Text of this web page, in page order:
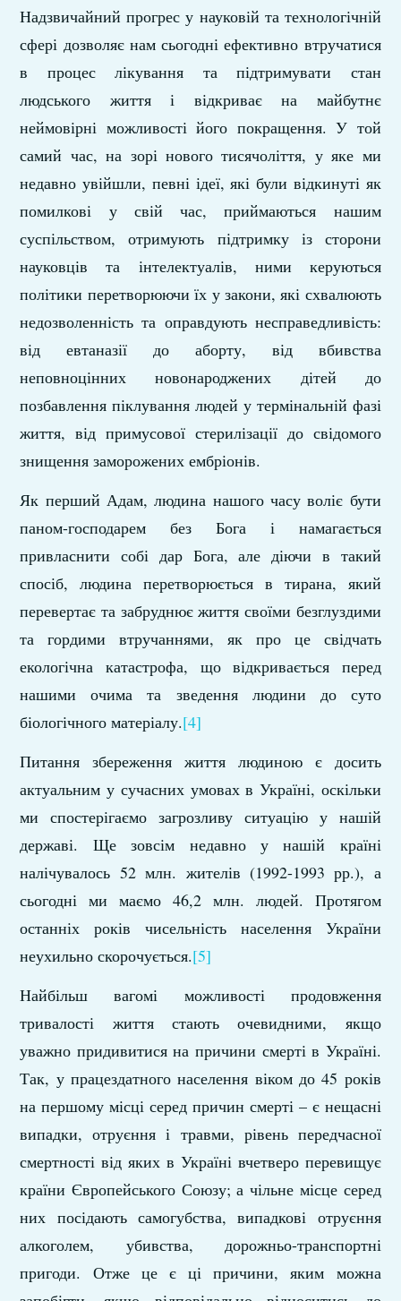
Надзвичайний прогрес у науковій та технологічній
сфері дозволяє нам сьогодні ефективно втручатися
в процес лікування та підтримувати стан
людського життя і відкриває на майбутнє
неймовірні можливості його покращення. У той
самий час, на зорі нового тисячоліття, у яке ми
недавно увійшли, певні ідеї, які були відкинуті як
помилкові у свій час, приймаються нашим
суспільством, отримують підтримку із сторони
науковців та інтелектуалів, ними керуються
політики перетворюючи їх у закони, які схвалюють
недозволенність та оправдують несправедливість:
від евтаназії до аборту,
від вбивства
неповноцінних новонароджених дітей до
позбавлення піклування людей у термінальній фазі
життя, від примусової стерилізації до свідомого
знищення заморожених ембріонів.
Як перший Адам, людина нашого часу воліє бути
паном-господарем
без Бога і намагається
привласнити собі дар Бога, але діючи в такий
спосіб, людина перетворюється в тирана, який
перевертає та забруднює життя своїми безглуздими
та гордими втручаннями, як про це свідчать
екологічна катастрофа, що відкривається перед
нашими очима та зведення людини до суто
біологічного матеріалу.[4]
Питання збереження життя людиною є досить
актуальним у сучасних умовах в Україні, оскільки
ми спостерігаємо загрозливу ситуацію у нашій
державі. Ще зовсім недавно у нашій країні
налічувалось 52 млн. жителів (1992-1993 рр.), а
сьогодні ми маємо 46,2 млн. людей. Про­тягом
останніх років чисельність населення України
неухильно скорочується.[5]
Найбільш вагомі можливості продовження
тривалості життя стають очевидними, якщо
уважно придивитися на причини смерті в Україні.
Так, у працездатного населення віком до 45 років
на першому місці серед причин смерті – є нещасні
випадки, отруєння і травми, рівень передчасної
смертності від яких в Україні вчетверо перевищує
країни Європейського Союзу; а чільне місце серед
них посідають самогубства, випадкові отруєння
алкоголем, убивства, дорожньо-транспортні
пригоди. Отже це є ці причини, яким можна